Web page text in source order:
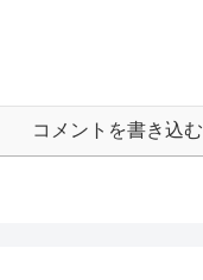
コメントを書き込む